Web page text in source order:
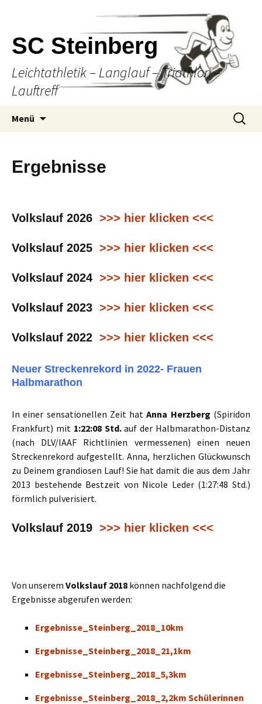
SC Steinberg
Leichtathletik – Langlauf – Triathlon –
Lauftreff
Menü
Suche
nach:
Ergebnisse
Volkslauf 2026 >>> hier klicken <<<
Volkslauf 2025 >>> hier klicken <<<
Volkslauf 2024 >>> hier klicken <<<
Volkslauf 2023 >>> hier klicken <<<
Volkslauf 2022 >>> hier klicken <<<
Neuer Streckenrekord in 2022- Frauen
Halbmarathon
In einer sensationellen Zeit hatAnna Herzberg (Spiridon
Frankfurt) mit 1:22:08 Std.auf der Halbmarathon-Distanz
(nach DLV/IAAF Richtlinien vermessenen) einen neuen
Streckenrekord aufgestellt. Anna, herzlichen Glückwunsch
zu Deinem grandiosen Lauf! Sie hat damit die aus dem Jahr
2013 bestehende Bestzeit von Nicole Leder (1:27:48 Std.)
förmlich pulverisiert.
Volkslauf 2019 >>> hier klicken <<<
Von unserem Volkslauf 2018 können nachfolgend die
Ergebnisse abgerufen werden:
Ergebnisse_Steinberg_2018_10km
Ergebnisse_Steinberg_2018_21,1km
Ergebnisse_Steinberg_2018_5,3km
Ergebnisse_Steinberg_2018_2,2km Schülerinnen